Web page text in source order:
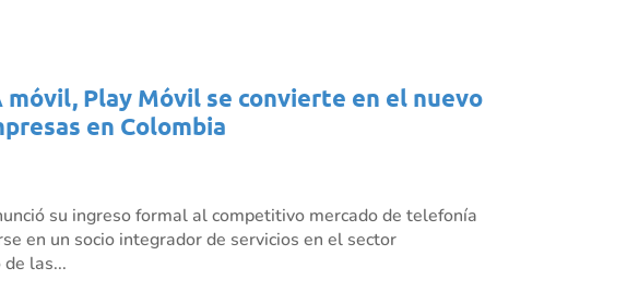
móvil, Play Móvil se convierte en el nuevo
en Colombia
su ingreso formal al competitivo mercado de telefonía
en un socio integrador de servicios en el sector
las...